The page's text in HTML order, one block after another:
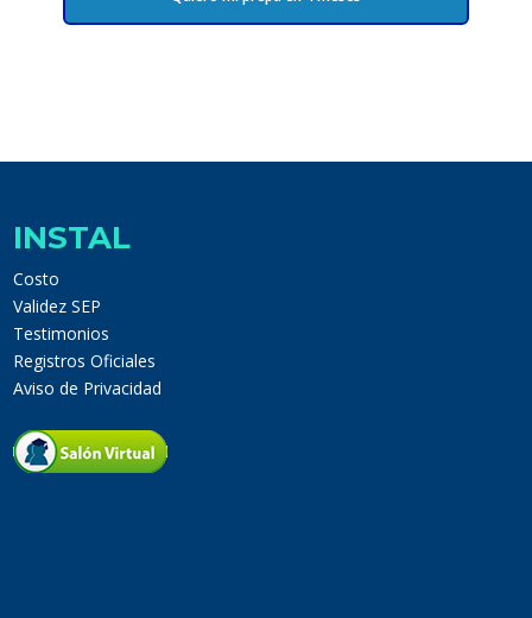
INSTAL
Costo
Validez SEP
Testimonios
Registros Oficiales
Aviso de Privacidad